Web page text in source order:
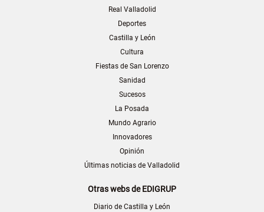
Real Valladolid
Deportes
Castilla y León
Cultura
Fiestas de San Lorenzo
Sanidad
Sucesos
La Posada
Mundo Agrario
Innovadores
Opinión
Últimas noticias de Valladolid
Otras webs de EDIGRUP
Diario de Castilla y León